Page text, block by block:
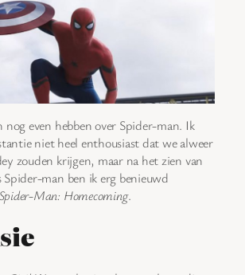
even hebben over Spider-man. Ik
niet heel enthousiast dat we alweer
zouden krijgen, maar na het zien van
man ben ik erg benieuwd
Man: Homecoming.